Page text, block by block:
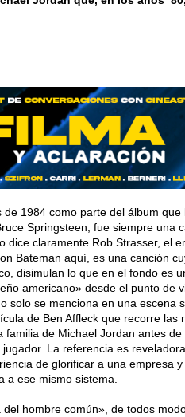
de 1984 como parte del álbum
Springsteen, fue siempre una
dice claramente Rob Strasser, el
Bateman aquí, es una canción
disimulan lo que en el fondo es
americano» desde el punto de
solo se menciona en una escena
de Ben Affleck que recorre las
familia de Michael Jordan antes
La referencia es
de glorificar a una empresa
a ese mismo sistema.
hombre común», de todos